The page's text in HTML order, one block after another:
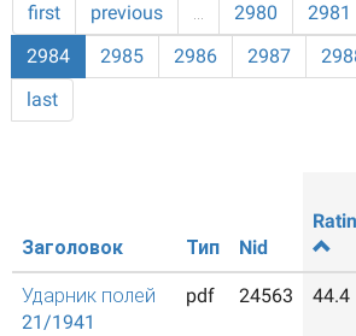
first previous … 2980 2981
2984
2985 2986 2987
last
Заголовок Тип Nid
Ударник полей
21/1941
pdf 24563 44.4